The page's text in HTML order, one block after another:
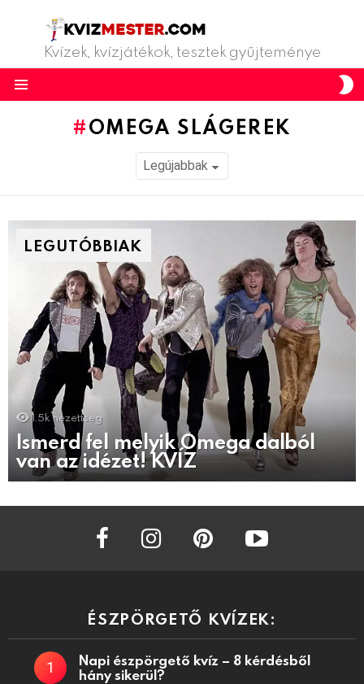
Kvízek, kvízjátékok, tesztek gyűjteménye
OMEGA SLÁGEREK
LEGUTÓBBIAK
1.5k nézettség
Ismerd fel melyik Omega dalból
van az idézet! KVÍZ
facebook instagram
ÉSZPÖRGETŐ KVÍZEK:
Napi észpörgető kvíz – 8 kérdésből
hány sikerül?